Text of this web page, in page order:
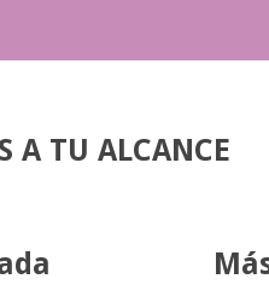
A TU ALCANCE